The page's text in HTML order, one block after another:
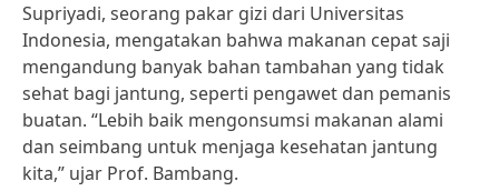
Supriyadi, seorang pakar gizi dari Universitas
Indonesia, mengatakan bahwa makanan cepat saji
mengandung banyak bahan tambahan yang tidak
sehat bagi jantung, seperti pengawet dan pemanis
buatan. “Lebih baik mengonsumsi makanan alami
dan seimbang untuk menjaga kesehatan jantung
kita,” ujar Prof. Bambang.